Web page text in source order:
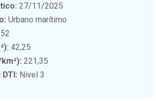
27/11/2025
Urbano marítimo
42,25
221,35
Nivel 3